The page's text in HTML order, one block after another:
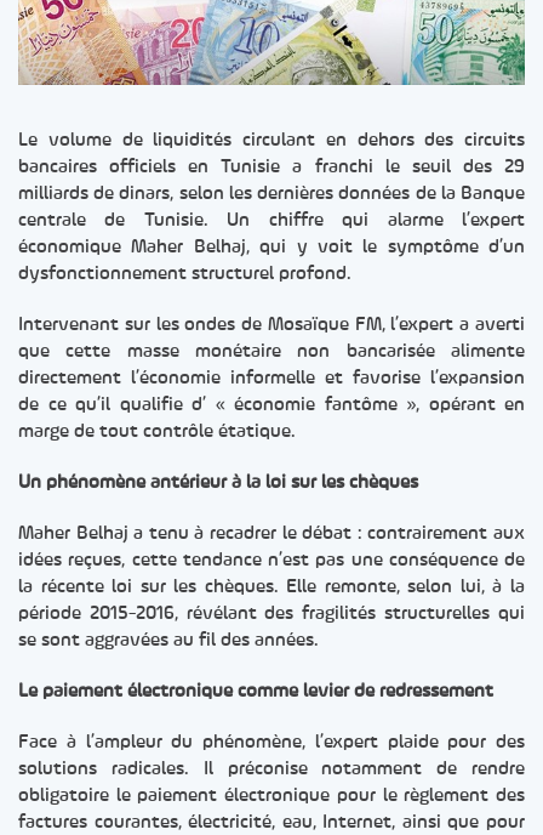
Le volume de liquidités circulant en dehors des circuits
bancaires officiels en Tunisie a franchi le seuil des 29
milliards de dinars, selon les dernières données de la Banque
centrale de Tunisie. Un chiffre qui alarme l’expert
économique Maher Belhaj, qui y voit le symptôme d’un
dysfonctionnement structurel profond.
Intervenant sur les ondes de Mosaïque FM, l’expert a averti
que cette masse monétaire non bancarisée alimente
directement l’économie informelle et favorise l’expansion
de ce qu’il qualifie d’ « économie fantôme », opérant en
marge de tout contrôle étatique.
Un phénomène antérieur à la loi sur les chèques
Maher Belhaj a tenu à recadrer le débat : contrairement aux
idées reçues, cette tendance n’est pas une conséquence de
la récente loi sur les chèques. Elle remonte, selon lui, à la
période 2015-2016, révélant des fragilités structurelles qui
se sont aggravées au fil des années.
Le paiement électronique comme levier de redressement
Face à l’ampleur du phénomène, l’expert plaide pour des
solutions radicales. Il préconise notamment de rendre
obligatoire le paiement électronique pour le règlement des
factures courantes, électricité, eau, Internet, ainsi que pour